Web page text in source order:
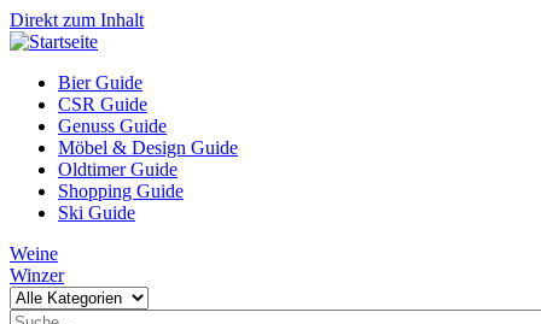
Direkt zum Inhalt
Bier Guide
CSR Guide
Genuss Guide
Möbel & Design Guide
Oldtimer Guide
Shopping Guide
Ski Guide
Weine
Winzer